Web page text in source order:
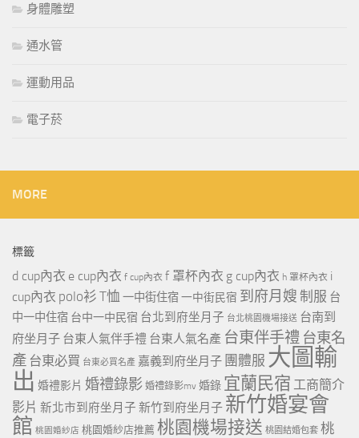
身體雕塑
通水管
運動用品
電子菸
MORE
標籤
d cup內衣 e cup內衣 f cup內衣 f 罩杯內衣 g cup內衣 h 罩杯內衣 i
cup內衣 polo衫 T恤 一中街住宿一中街民宿 到府月嫂 制服 台
中一中住宿 台中一中民宿 台北到府坐月子 台北桃園機場接送 台南到
府坐月子 台東人氣伴手禮 台東人氣名產 台東伴手禮 台東名
產 台東必買 台東必買名產 嘉義到府坐月子 團體服 大圖輸
出 婚禮影片 婚禮錄影 婚禮錄影mv 婚錄 宜蘭民宿 工商簡介
影片 新北市到府坐月子 新竹到府坐月子 新竹婚宴會
館 桃園婚紗店 桃園婚紗店推薦 桃園機場接送 桃園結婚包套 桃